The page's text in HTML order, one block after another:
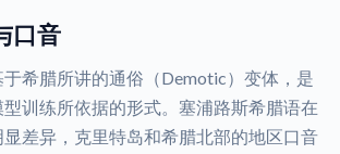
口音
希腊所讲的通俗（Demotic）变体，是
训练所依据的形式。塞浦路斯希腊语在
差异，克里特岛和希腊北部的地区口音